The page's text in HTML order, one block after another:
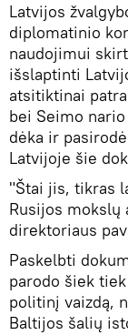
Latvijos
diplomatinio
naudojimui
išslaptinti
atsitiktinai
bei Seimo
dėka ir
Latvijoje šie
"Štai jis, tikras
Rusijos
direktoriaus
Paskelbti
parodo šiek
politinį vaizdą,
Baltijos šalių